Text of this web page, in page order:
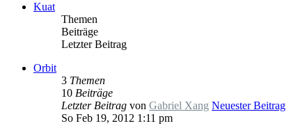
Kuat
Themen
Beiträge
Letzter Beitrag
Orbit
3 Themen
10 Beiträge
Letzter Beitrag von Gabriel Xang Neuester Beitrag
So Feb 19, 2012 1:11 pm